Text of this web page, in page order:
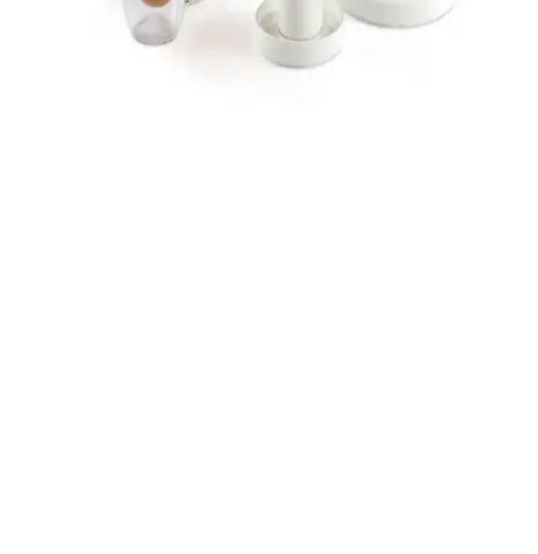
İki popüler Türk kahvesi makinesi Fakir Mono ve Homend
Pottoman modelleri, kapasite, güvenlik, tasarım ve performans